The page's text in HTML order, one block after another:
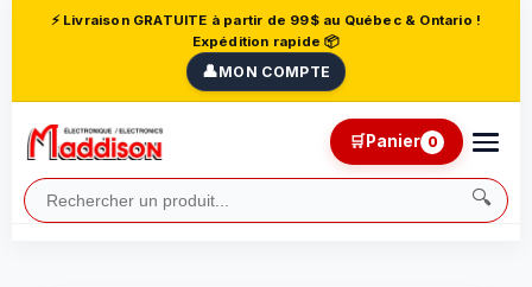
⚡ Livraison GRATUITE à partir de 99$ au Québec & Ontario !
Expédition rapide 📦
👤MON COMPTE
🔍
🛒Panier 0